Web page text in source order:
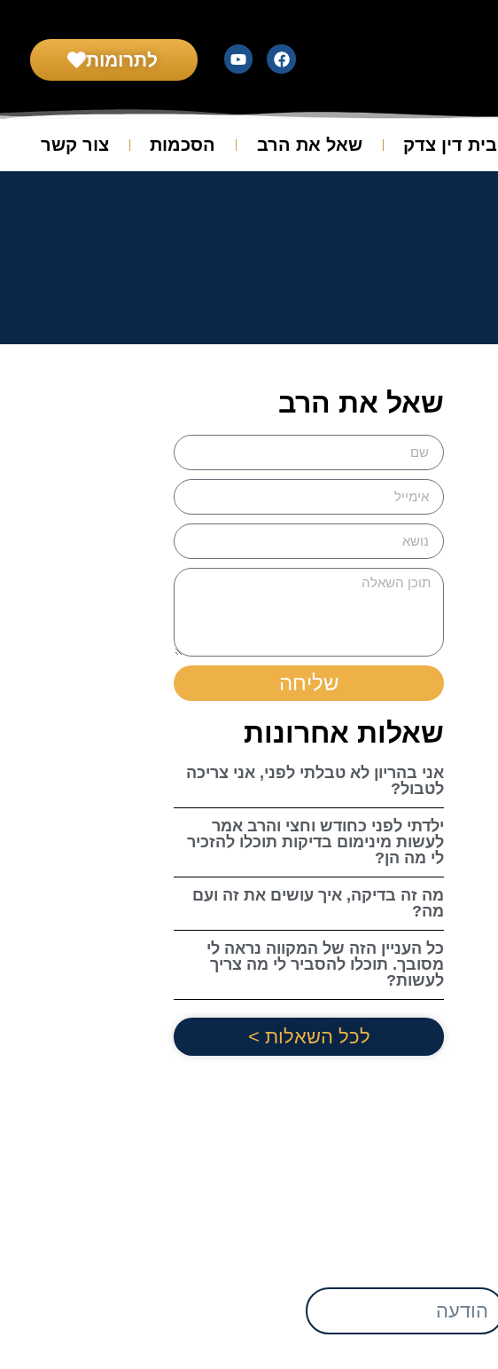
לתרומות
בית דין צדק שאל את הרב הסכמות צור קשר
שאל את הרב
שליחה
שאלות אחרונות
אני בהריון לא טבלתי לפני, אני צריכה
לטבול?
ילדתי לפני כחודש וחצי והרב אמר
לעשות מינימום בדיקות תוכלו להזכיר
לי מה הן?
מה זה בדיקה, איך עושים את זה ועם
מה?
כל העניין הזה של המקווה נראה לי
מסובך. תוכלו להסביר לי מה צריך
לעשות?
לכל השאלות >